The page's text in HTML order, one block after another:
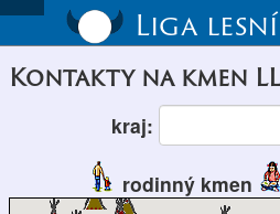
Liga
Kontakty na kmen
kraj:
rodinný kmen